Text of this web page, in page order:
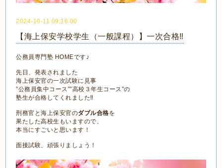
2024-10-11 09:16:00
【海上保安学校学生（一般課程）】一次合格‼
公務員専門塾 HOMEです♪
先日、発表されました
海上保安官の一次試験に見事
”公務員集中コース””高校３年生コース”の
塾生が合格してくれました‼
刑務官と海上保安官のダブル合格を
果たした高校生もいますので、
本当にすごいと思います！
面接試験、頑張りましょう！